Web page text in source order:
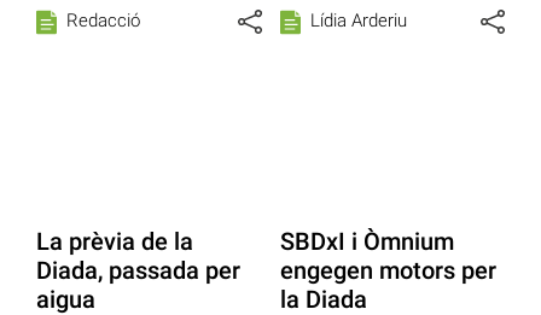
Redacció Lídia Arderiu
La prèvia de la
Diada, passada per
aigua
SBDxI i Òmnium
engegen motors per
la Diada